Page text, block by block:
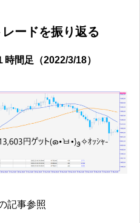
ードを振り返る
間足（2022/3/18）
記事参照